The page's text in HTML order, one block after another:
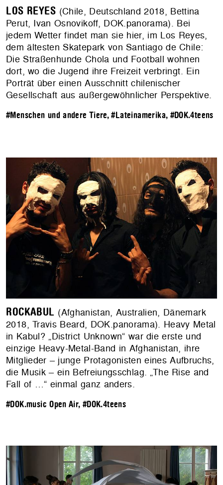
LOS REYES (Chile, Deutschland 2018, Bettina
Perut, Ivan Osnovikoff, DOK.panorama). Bei
jedem Wetter findet man sie hier, im Los Reyes,
dem ältesten Skatepark von Santiago de Chile:
Die Straßenhunde Chola und Football wohnen
dort, wo die Jugend ihre Freizeit verbringt. Ein
Porträt über einen Ausschnitt chilenischer
Gesellschaft aus außergewöhnlicher Perspektive.
#Menschen und andere Tiere,#Lateinamerika, #DOK.4teens
ROCKABUL (Afghanistan, Australien, Dänemark
2018, Travis Beard, DOK.panorama). Heavy Metal
in Kabul? „District Unknown“ war die erste und
einzige Heavy-Metal-Band in Afghanistan, ihre
Mitglieder – junge Protagonisten eines Aufbruchs,
die Musik – ein Befreiungsschlag. „The Rise and
Fall of …“ einmal ganz anders.
#DOK.music Open Air, #DOK.4teens